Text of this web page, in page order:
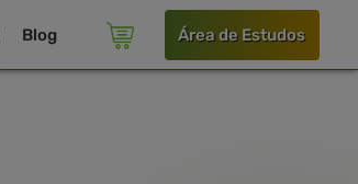
Blog Área de Estudos